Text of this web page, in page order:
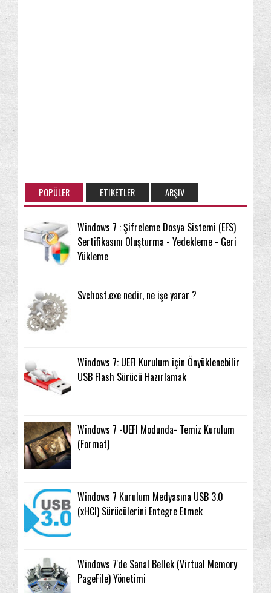
POPÜLER ETIKETLER ARŞIV
Windows 7 : Şifreleme Dosya Sistemi (EFS)
Sertifikasını Oluşturma - Yedekleme - Geri
Yükleme
Svchost.exe nedir, ne işe yarar ?
Windows 7: UEFI Kurulum için Önyüklenebilir
USB Flash Sürücü Hazırlamak
Windows 7 -UEFI Modunda- Temiz Kurulum
(Format)
Windows 7 Kurulum Medyasına USB 3.0
(xHCI) Sürücülerini Entegre Etmek
Windows 7'de Sanal Bellek (Virtual Memory
PageFile) Yönetimi